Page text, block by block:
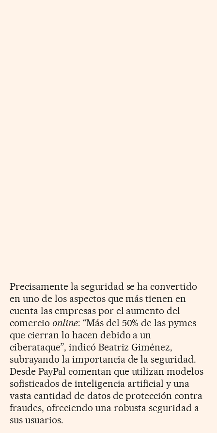
Precisamente la seguridad se ha convertido
en uno de los aspectos que más tienen en
cuenta las empresas por el aumento del
comercio online: “Más del 50% de las pymes
que cierran lo hacen debido a un
ciberataque”, indicó Beatriz Giménez,
subrayando la importancia de la seguridad.
Desde PayPal comentan que utilizan modelos
sofisticados de inteligencia artificial y una
vasta cantidad de datos de protección contra
fraudes, ofreciendo una robusta seguridad a
sus usuarios.